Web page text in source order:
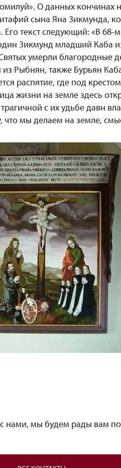
О данных кончинах
сына Яна Зикмунда,
текст следующий: «В 68-
Зикмунд младший Каба
умерли благородные
Рыбнян, также Бурьян
распятие, где под
жизни на земле здесь
с их удьбе давн
что мы делаем на земле,
с нами, мы будем рады вам